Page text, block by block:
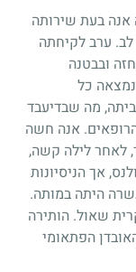
אנה בעת שירותה
ערב לקיחתה
ובבטנה
כל
מה שבדיעבד
אנה חשה
לאחר לילה קשה,
אך הניסיונות
היתה במותה.
שאול. הותירה
הפתאומי